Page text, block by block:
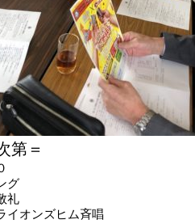
第＝
グ
礼
イオンズヒム斉唱